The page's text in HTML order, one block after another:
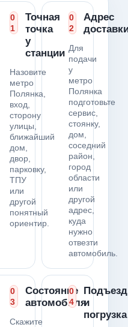
0
1
Точная
точка
у
станции
Назовите
метро
Полянка,
вход,
сторону
улицы,
ближайший
дом,
двор,
парковку,
ТПУ
или
другой
понятный
ориентир.
0
2
Адрес
Для
подачи
у
метро
Полянка
подготовьте
сервис,
стоянку,
дом,
соседний
район,
город
области
или
другой
адрес,
куда
нужно
отвезти
автомобиль.
0
3
Состояние
автомобиля
Скажите
0
4
Подъезд
и
погрузка